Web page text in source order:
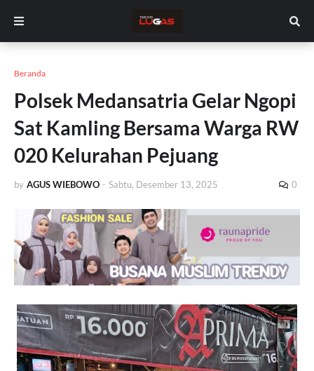
Beranda
Polsek Medansatria Gelar Ngopi
Sat Kamling Bersama Warga RW
020 Kelurahan Pejuang
by AGUS WIEBOWO - Sabtu, Desember 13, 2025 0